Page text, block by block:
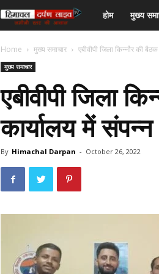
हिमाचल
दर्पण
टीवी
होम मुख्य
Home मुख्य समाचार एबीवीपी जिला किन्नौर की
मुख्य समाचार
एबीवीपी जिला
कार्यालय में संपन्न
By Himachal Darpan - October 26, 2022